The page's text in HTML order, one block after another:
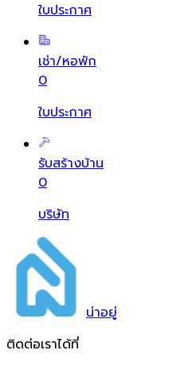
ใบประกาศ
เช่า/หอพัก
0
ใบประกาศ
รับสร้างบ้าน
0
บริษัท
น่าอยู่
ติดต่อเราได้ที่